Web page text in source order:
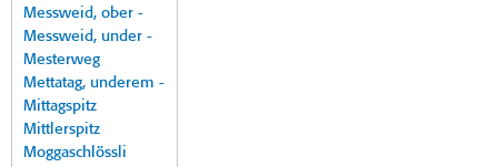
Messweid, ober -
Messweid, under -
Mesterweg
Mettatag, underem -
Mittagspitz
Mittlerspitz
Moggaschlössli